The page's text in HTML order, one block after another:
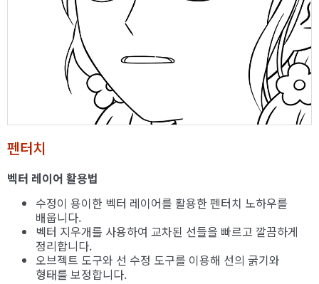
펜터치
벡터 레이어 활용법
수정이 용이한 벡터 레이어를 활용한 펜터치 노하우를
배웁니다.
벡터 지우개를 사용하여 교차된 선들을 빠르고 깔끔하게
정리합니다.
오브젝트 도구와 선 수정 도구를 이용해 선의 굵기와
형태를 보정합니다.